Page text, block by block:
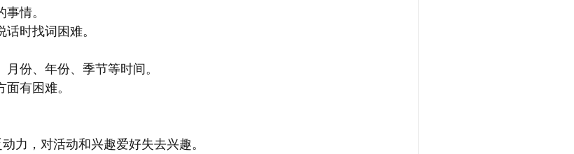
情。
话时找词困难。
份、年份、季节等时间。
有困难。
缺乏动力，对活动和兴趣爱好失去兴趣。